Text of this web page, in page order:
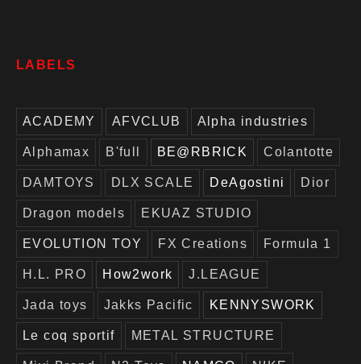
LABELS
ACADEMY AFVCLUB Alpha industries
Alphamax B'full BE@RBRICK Colantotte
DAMTOYS DLX SCALE DeAgostini Dior
Dragon models EKUAZ STUDIO
EVOLUTION TOY FX Creations Formula 1
H.L. PRO How2work J.LEAGUE
Jada toys Jakks Pacific KENNYSWORK
Le coq sportif METAL STRUCTURE